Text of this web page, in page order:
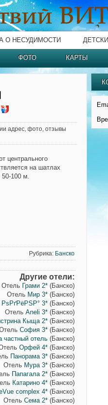
О НЕСУДИМОСТИ
ФОТО КАРТЫ
адрес, фото, отзывы
центрального
на шатлах
50-100 м.
Рубрика: Банско
Другие отели:
Отель Грами 2*(Банско)
Отель Мир 3*(Банско)
РѕРґРёРЅР° 3*(Банско)
Отель Aneli 3*(Банско)
Кыща 2*(Банско)
София 3*(Банско)
частный отель(Банско)
Орфей 4*(Банско)
Панорама 3*(Банско)
Отель Мура 3*(Банско)
Папагала 2*(Банско)
Катарино 4*(Банско)
complex 4*(Банско)
Отель Сема 2*(Банско)